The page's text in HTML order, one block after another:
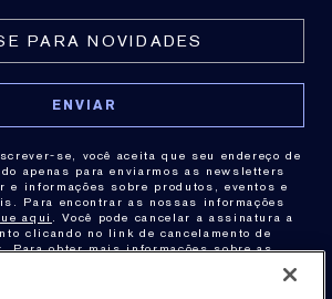
Ftalatos, Óleo Mineral,
Sódio/ Lauríl Éter Sulfato de Sódio,
Álcool
se, você aceita que seu endereço de
apenas para enviarmos as newsletters
e informações sobre produtos, eventos e
Para encontrar as nossas informações
aqui . Você pode cancelar a assinatura a
clicando no link de cancelamento de
Para obter mais informações sobre as